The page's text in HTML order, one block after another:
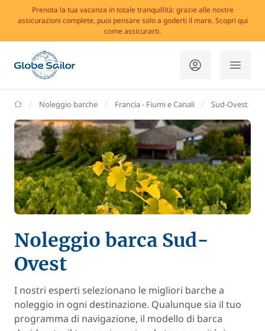
Prenota la tua vacanza in totale tranquillità: grazie alle nostre
assicurazioni complete, puoi pensare solo a goderti il mare. Scopri qui
come assicurarti.
GlobeSailor
Noleggio barche Francia - Fiumi e Canali Sud-Ovest
Noleggio barca Sud-
Ovest
I nostri esperti selezionano le migliori barche a
noleggio in ogni destinazione. Qualunque sia il tuo
programma di navigazione, il modello di barca